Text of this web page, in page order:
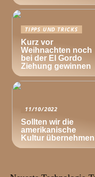
TIPPS UND TRICKS
Kurz vor
Weihnachten noch
bei der El Gordo
Ziehung gewinnen
11/10/2022
Sollten wir die
amerikanische
Kultur